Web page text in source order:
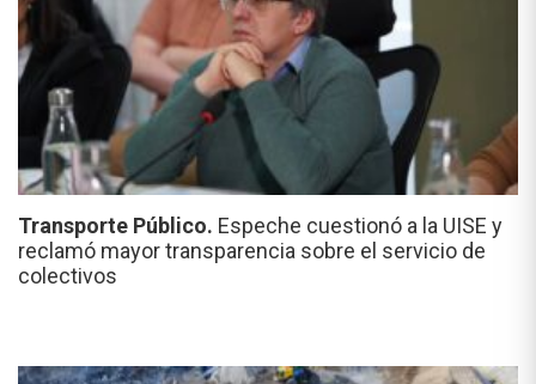
Transporte Público. Espeche cuestionó a la UISE y
reclamó mayor transparencia sobre el servicio de
colectivos